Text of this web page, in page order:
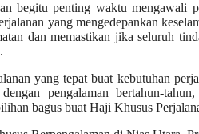
begitu penting waktu mengawali
yang mengedepankan
dan memastikan jika seluruh
yang tepat buat kebutuhan
pengalaman bertahun-
bagus buat Haji Khusus